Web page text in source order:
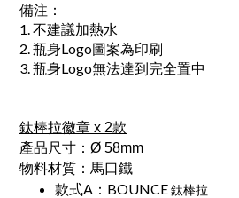
備注：
1. 不建議加熱水
2. 瓶身Logo圖案為印刷
3. 瓶身Logo無法達到完全置中
鈦棒拉徽章 x 2款
產品尺寸：Ø 58mm
物料材質：馬口鐵
款式A：BOUNCE鈦棒拉